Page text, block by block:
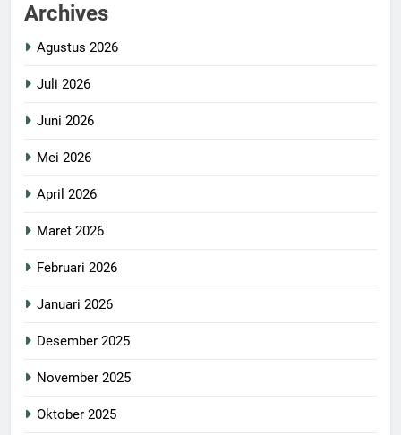
Archives
Agustus 2026
Juli 2026
Juni 2026
Mei 2026
April 2026
Maret 2026
Februari 2026
Januari 2026
Desember 2025
November 2025
Oktober 2025